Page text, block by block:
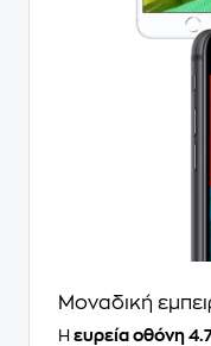
Μοναδική
Η ευρεία οθόνη